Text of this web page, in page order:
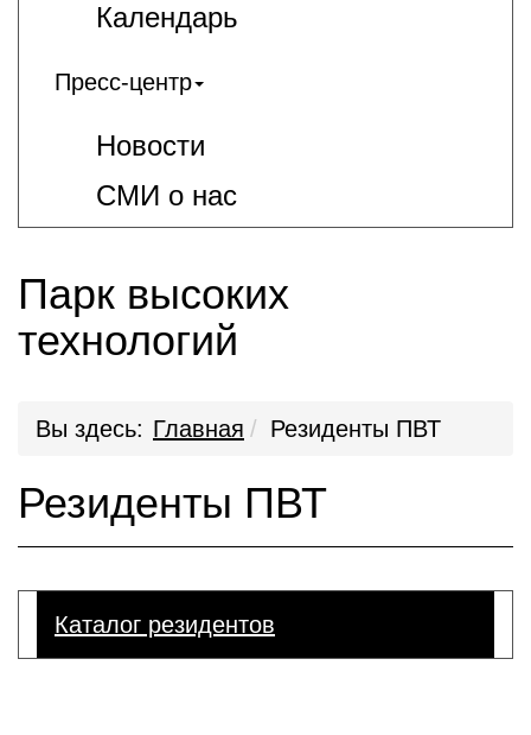
Календарь
Пресс-центр
Новости
СМИ о нас
Парк высоких
технологий
Вы здесь: Главная Резиденты ПВТ
Резиденты ПВТ
Каталог резидентов